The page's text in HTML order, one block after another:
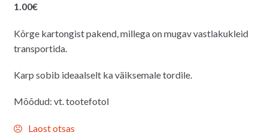
1.00€
Kõrge kartongist pakend, millega on mugav vastlakukleid
transportida.
Karp sobib ideaalselt ka väiksemale tordile.
Mõõdud: vt. tootefotol
Laost otsas